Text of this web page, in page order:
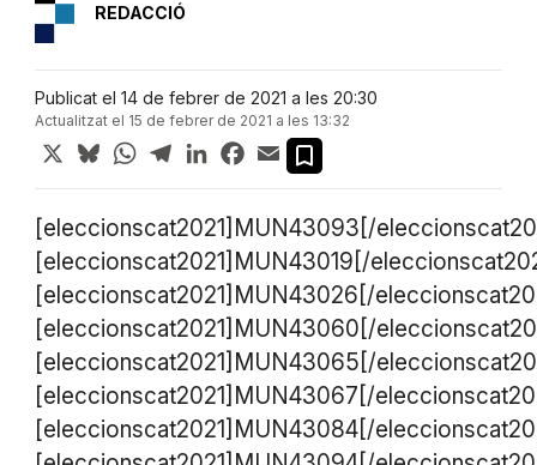
REDACCIÓ
Publicat el 14 de febrer de 2021 a les 20:30
Actualitzat el 15 de febrer de 2021 a les 13:32
X BlueskyWhatsApp
TelegramLinkedInFacebook
Email
[eleccionscat2021]MUN43093[/
[eleccionscat2021]MUN43019[/
[eleccionscat2021]MUN43026[/
[eleccionscat2021]MUN43060[/
[eleccionscat2021]MUN43065[/
[eleccionscat2021]MUN43067[/
[eleccionscat2021]MUN43084[/